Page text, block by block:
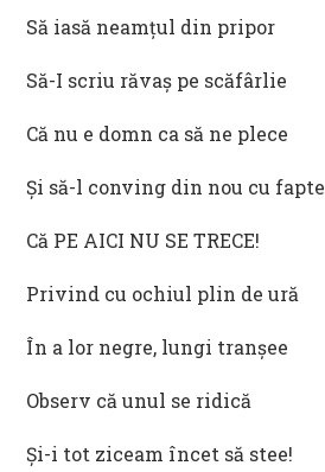
Să iasă neamțul din pripor
Să-I scriu răvaș pe scăfârlie
Că nu e domn ca să ne plece
Și să-l conving din nou cu fapte
Că PE AICI NU SE TRECE!
Privind cu ochiul plin de ură
În a lor negre, lungi tranșee
Observ că unul se ridică
Și-i tot ziceam încet să stee!